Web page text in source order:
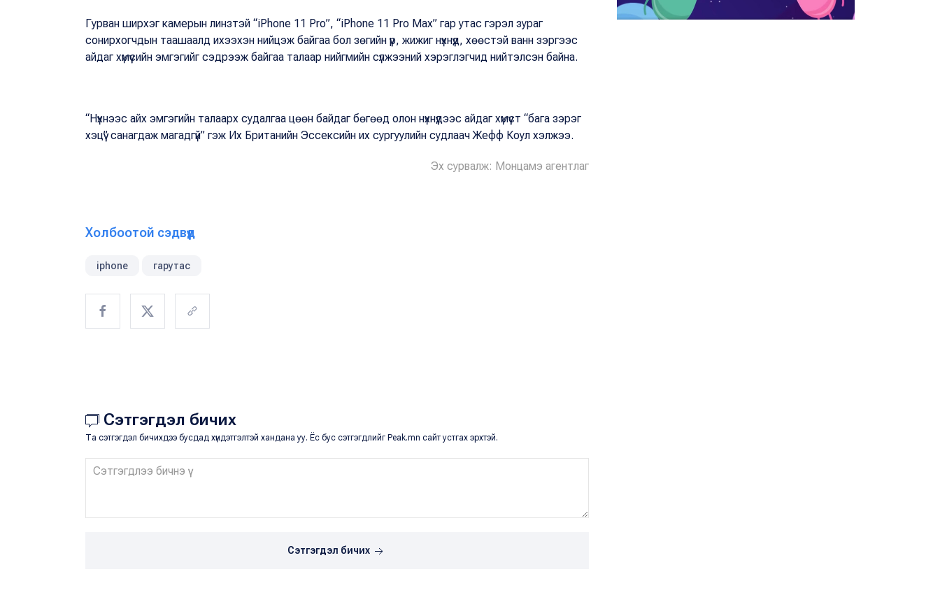
Гурван ширхэг камерын линзтэй “iPhone 11 Pro”, “iPhone 11 Pro Max” гар утас гэрэл зураг
сонирхогчдын таашаалд ихээхэн нийцэж байгаа бол зөгийн үүр, жижиг нүхнүүд, хөөстэй ванн зэргээс
айдаг хүмүүсийн эмгэгийг сэдрээж байгаа талаар нийгмийн сүлжээний хэрэглэгчид нийтэлсэн байна.
“Нүхнээс айх эмгэгийн талаарх судалгаа цөөн байдаг бөгөөд олон нүхнүүдээс айдаг хүмүүст “бага зэрэг
хэцүү” санагдаж магадгүй” гэж Их Британийн Эссексийн их сургуулийн судлаач Жефф Коул хэлжээ.
Эх сурвалж: Монцамэ агентлаг
Холбоотой сэдвүүд
iphone гарутас
Сэтгэгдэл бичих
Та сэтгэгдэл бичихдээ бусдад хүндэтгэлтэй хандана уу. Ёс бус сэтгэгдлийг Peak.mn сайт устгах эрхтэй.
Сэтгэгдэл бичих